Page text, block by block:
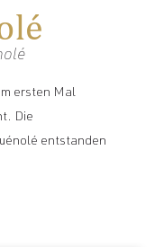
ersten Mal
Die
entstanden